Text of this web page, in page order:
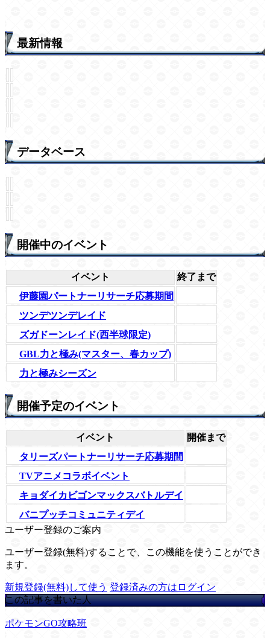
最新情報
データベース
開催中のイベント
イベント
終了まで
伊藤園パートナーリサーチ応募期間
ツンデツンデレイド
ズガドーンレイド(西半球限定)
GBL力と極み(マスター、春カップ)
力と極みシーズン
開催予定のイベント
イベント
開催まで
タリーズパートナーリサーチ応募期間
TVアニメコラボイベント
キョダイカビゴンマックスバトルデイ
バニプッチコミュニティデイ
ユーザー登録のご案内
ユーザー登録(無料)することで、この機能を使うことができ
ます。
新規登録(無料)して使う 登録済みの方はログイン
この記事を書いた人
ポケモンGO攻略班